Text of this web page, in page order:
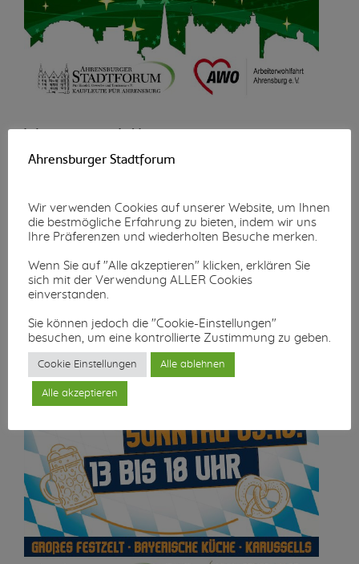
Mehr lesen...
Ahrensburger Stadtforum
Wir verwenden Cookies auf unserer Website, um Ihnen
die bestmögliche Erfahrung zu bieten, indem wir uns
Ihre Präferenzen und wiederholten Besuche merken.
Wenn Sie auf "Alle akzeptieren" klicken, erklären Sie
sich mit der Verwendung ALLER Cookies
einverstanden.
Sie können jedoch die "Cookie-Einstellungen"
besuchen, um eine kontrollierte Zustimmung zu geben.
Cookie Einstellungen Alle ablehnen
Alle akzeptieren